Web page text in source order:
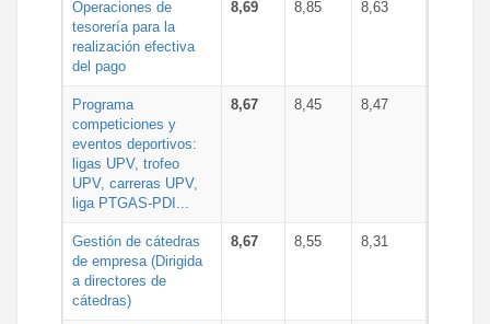
Operaciones de
tesorería para la
realización efectiva
del pago
8,69 8,85 8,63
Programa
competiciones y
eventos deportivos:
ligas UPV, trofeo
UPV, carreras UPV,
liga PTGAS-PDI...
8,67 8,45 8,47
Gestión de cátedras
de empresa (Dirigida
a directores de
cátedras)
8,67 8,55 8,31